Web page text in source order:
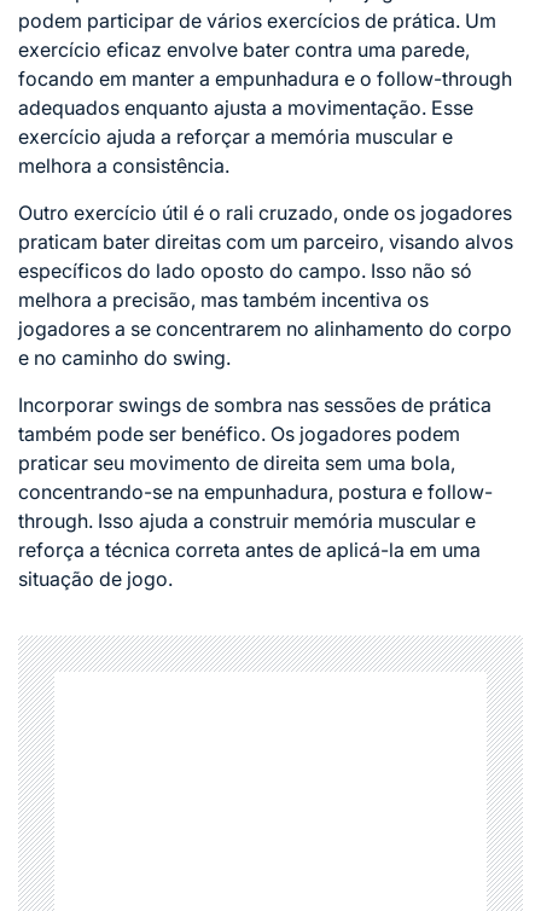
podem participar de vários exercícios de prática. Um
exercício eficaz envolve bater contra uma parede,
focando em manter a empunhadura e o follow-through
adequados enquanto ajusta a movimentação. Esse
exercício ajuda a reforçar a memória muscular e
melhora a consistência.
Outro exercício útil é o rali cruzado, onde os jogadores
praticam bater direitas com um parceiro, visando alvos
específicos do lado oposto do campo. Isso não só
melhora a precisão, mas também incentiva os
jogadores a se concentrarem no alinhamento do corpo
e no caminho do swing.
Incorporar swings de sombra nas sessões de prática
também pode ser benéfico. Os jogadores podem
praticar seu movimento de direita sem uma bola,
concentrando-se na empunhadura, postura e follow-
through. Isso ajuda a construir memória muscular e
reforça a técnica correta antes de aplicá-la em uma
situação de jogo.